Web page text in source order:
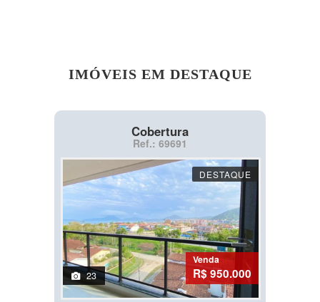
IMÓVEIS EM DESTAQUE
Cobertura
Ref.: 69691
DESTAQUE
23
Venda
R$ 950.000